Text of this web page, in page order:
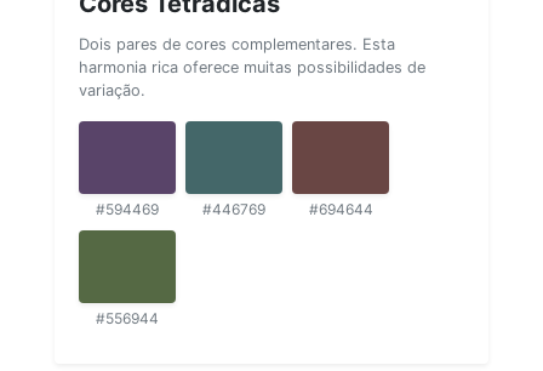
Dois pares de cores complementares. Esta
harmonia rica oferece muitas possibilidades de
variação.
#594469 #446769 #694644
#556944